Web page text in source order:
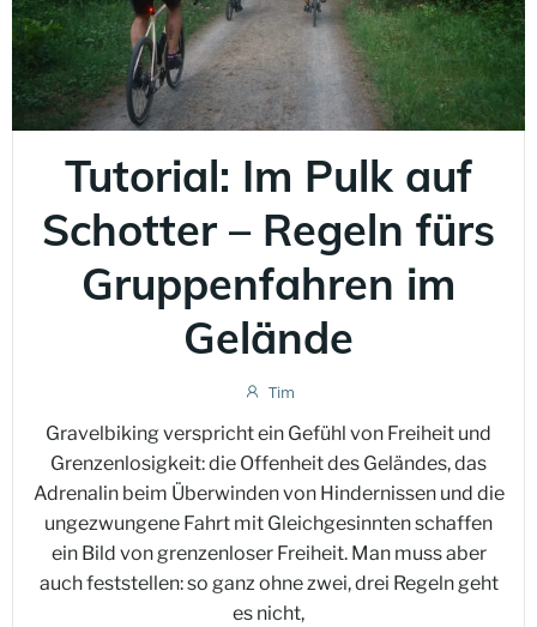
Tutorial: Im Pulk auf
Schotter – Regeln fürs
Gruppenfahren im
Gelände
Tim
Gravelbiking verspricht ein Gefühl von Freiheit und
Grenzenlosigkeit: die Offenheit des Geländes, das
Adrenalin beim Überwinden von Hindernissen und die
ungezwungene Fahrt mit Gleichgesinnten schaffen
ein Bild von grenzenloser Freiheit. Man muss aber
auch feststellen: so ganz ohne zwei, drei Regeln geht
es nicht,